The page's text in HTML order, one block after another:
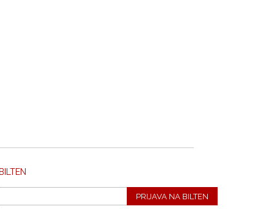
BILTEN
PRIJAVA NA BILTEN